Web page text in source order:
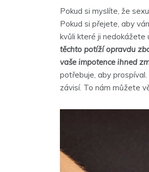
Pokud si myslíte, že
Pokud si přejete, aby
kvůli které ji nedokážete
těchto potíží opravdu
vaše impotence ihned
potřebuje, aby
závisí. To nám můžete